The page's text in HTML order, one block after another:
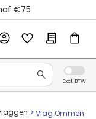
€75
Vlag Ommen